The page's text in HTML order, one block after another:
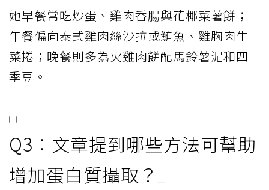
她早餐常吃炒蛋、雞肉香腸與花椰菜薯餅；
午餐偏向泰式雞肉絲沙拉或鮪魚、雞胸肉生
菜捲；晚餐則多為火雞肉餅配馬鈴薯泥和四
季豆。
Q3：文章提到哪些方法可幫助
增加蛋白質攝取？